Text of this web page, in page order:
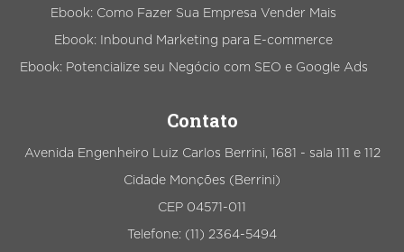
Ebook: Como Fazer Sua Empresa Vender Mais
Ebook: Inbound Marketing para E-commerce
Ebook: Potencialize seu Negócio com SEO e Google Ads
Contato
Avenida Engenheiro Luiz Carlos Berrini, 1681 - sala 111 e 112
Cidade Monções (Berrini)
CEP 04571-011
Telefone: (11) 2364-5494